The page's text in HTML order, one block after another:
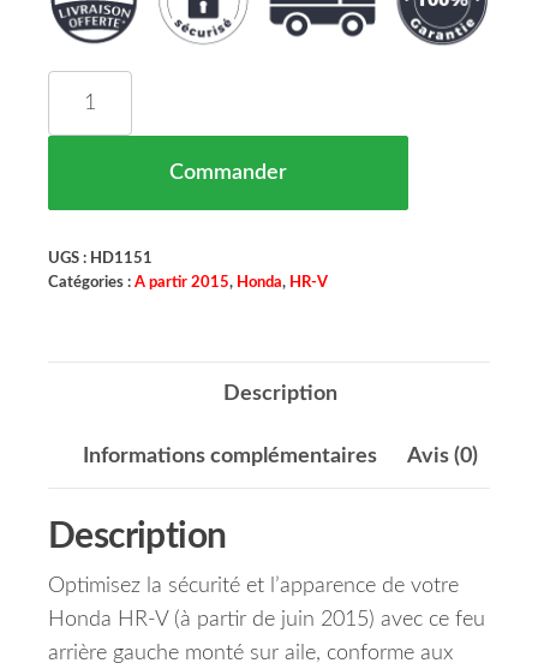
Commander
UGS : HD1151
Catégories : A partir 2015, Honda, HR-V
Description
Informations complémentaires Avis (0)
Description
Optimisez la sécurité et l’apparence de votre
Honda HR-V (à partir de juin 2015) avec ce feu
arrière gauche monté sur aile, conforme aux